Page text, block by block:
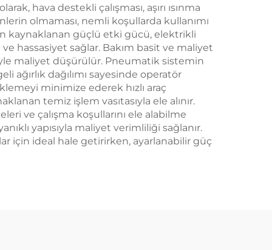
hava destekli çalışması, aşırı ısınma
olmaması, nemli koşullarda kullanımı
kaynaklanan güçlü etki gücü, elektrikli
hassasiyet sağlar. Bakım basit ve maliyet
maliyet düşürülür. Pneumatik sistemin
dağılımı sayesinde operatör
minimize ederek hızlı araç
temiz işlem vasıtasıyla ele alınır.
ve çalışma koşullarını ele alabilme
yapısıyla maliyet verimliliği sağlanır.
için ideal hale getirirken, ayarlanabilir güç